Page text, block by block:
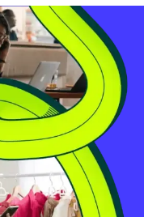
ak...